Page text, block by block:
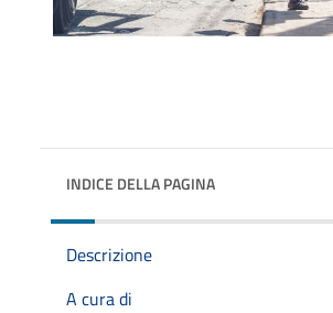
INDICE DELLA PAGINA
Descrizione
A cura di